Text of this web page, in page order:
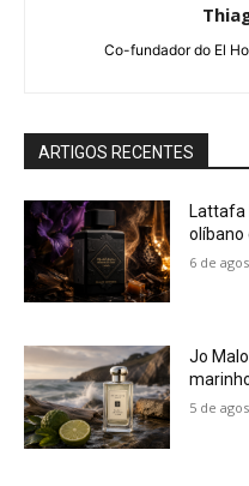
Co-fundador do El
ARTIGOS RECENTES
Lattafa
olíbano
6 de
Jo
5 de